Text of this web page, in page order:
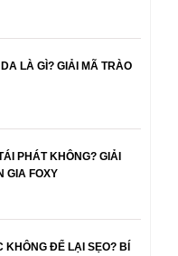
LÀ GÌ? GIẢI MÃ TRÀO
PHÁT KHÔNG? GIẢI
GIA FOXY
KHÔNG ĐỂ LẠI SẸO? BÍ